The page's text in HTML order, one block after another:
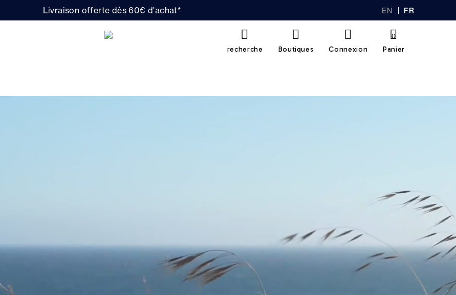
Livraison offerte dès 60€ d'achat* EN FR
recherche Boutiques Connexion Panier
0